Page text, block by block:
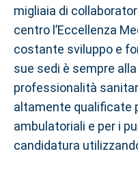
migliaia di
centro l’Eccellenza
costante sviluppo e
sue sedi è sempre
professionalità
altamente qualificate
ambulatoriali e per i
candidatura